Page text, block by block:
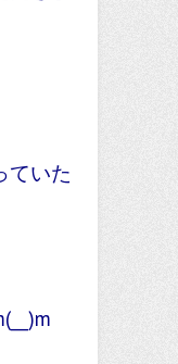
ていた